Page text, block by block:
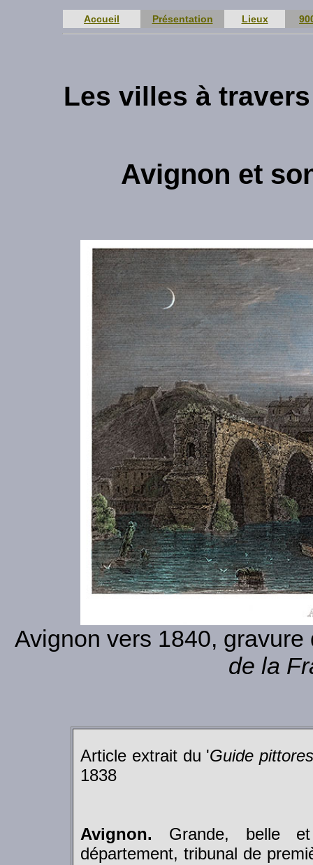
Accueil Présentation Lieux
Les villes à
Avignon et
Avignon vers 1840,
de la
Article extrait du 'Guide
1838
Avignon. Grande, belle
département, tribunal de